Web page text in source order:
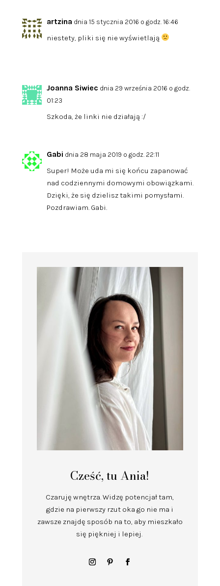
artzina dnia 15 stycznia 2016 o godz. 16:46
niestety, pliki się nie wyświetlają
Joanna Siwiec dnia 29 września 2016 o godz.
01:23
Szkoda, że linki nie działają :/
Gabi dnia 28 maja 2019 o godz. 22:11
Super! Może uda mi się końcu zapanować
nad codziennymi domowymi obowiązkami.
Dzięki, że się dzielisz takimi pomysłami.
Pozdrawiam. Gabi.
Cześć, tu Ania!
Czaruję wnętrza. Widzę potencjał tam,
gdzie na pierwszy rzut oka go nie ma i
zawsze znajdę sposób na to, aby mieszkało
się piękniej i lepiej.